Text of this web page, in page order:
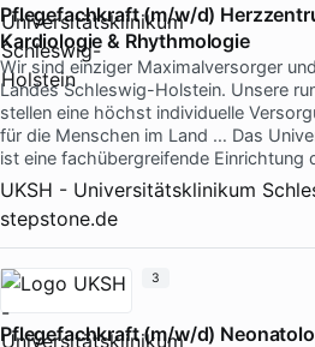
Pflegefachkraft (m/w/d)
Kardiologie & Rhythmologie
Wir sind einziger Maximalversorger
Landes Schleswig-Holstein. Unsere
stellen eine höchst individuelle
für die Menschen im Land … Das
ist eine fachübergreifende Einrichtung
UKSH - Universitätsklinikum
stepstone.de
Pflegefachkraft (m/w/d)
3